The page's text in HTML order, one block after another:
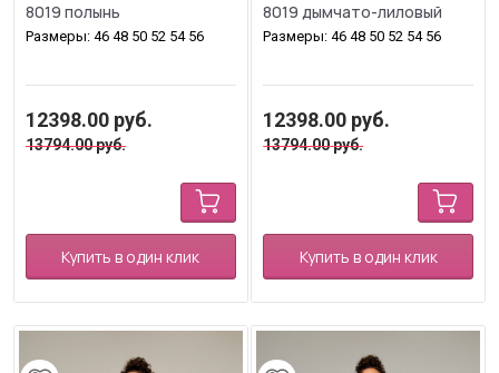
8019 полынь
Размеры: 46 48 50 52 54 56
12398.00 руб.
13794.00руб.
Купить в один клик
8019 дымчато-лиловый
Размеры: 46 48 50 52 54 56
12398.00 руб.
13794.00руб.
Купить в один клик